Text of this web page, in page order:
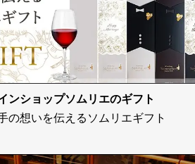
ンショップソムリエのギフト
の想いを伝えるソムリエギフト